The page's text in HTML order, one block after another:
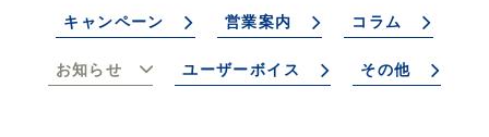
キャンペーン 営業案内 コラム
お知らせ ユーザーボイス その他